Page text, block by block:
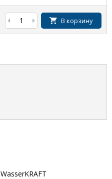
В корзину
WasserKRAFT